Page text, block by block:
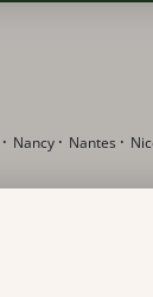
· Nancy · Nantes ·